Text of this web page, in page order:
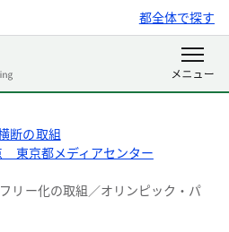
都全体で探す
断の取組
東京都メディアセンター
リー化の取組／オリンピック・パ